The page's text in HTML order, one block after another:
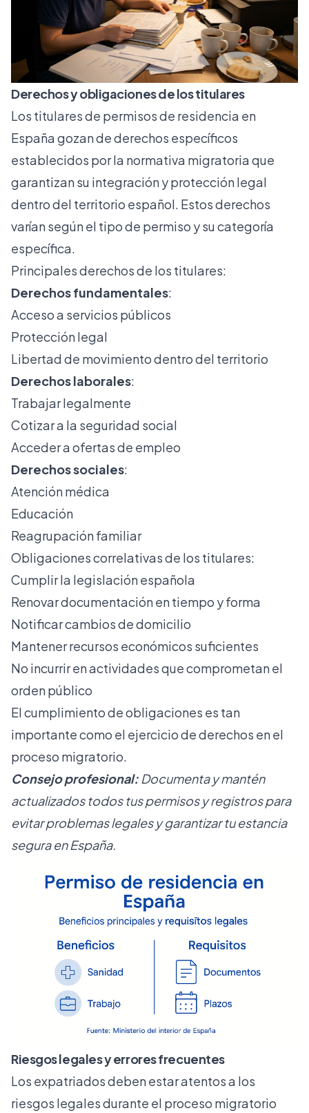
Derechos y obligaciones de los titulares
Los titulares de permisos de residencia en
España gozan de derechos específicos
establecidos por la normativa migratoria que
garantizan su integración y protección legal
dentro del territorio español. Estos derechos
varían según el tipo de permiso y su categoría
específica.
Principales derechos de los titulares:
Derechos fundamentales:
Acceso a servicios públicos
Protección legal
Libertad de movimiento dentro del territorio
Derechos laborales:
Trabajar legalmente
Cotizar a la seguridad social
Acceder a ofertas de empleo
Derechos sociales:
Atención médica
Educación
Reagrupación familiar
Obligaciones correlativas de los titulares:
Cumplir la legislación española
Renovar documentación en tiempo y forma
Notificar cambios de domicilio
Mantener recursos económicos suficientes
No incurrir en actividades que comprometan el
orden público
El cumplimiento de obligaciones es tan
importante como el ejercicio de derechos en el
proceso migratorio.
Consejo profesional: Documenta y mantén
actualizados todos tus permisos y registros para
evitar problemas legales y garantizar tu estancia
segura en España.
Riesgos legales y errores frecuentes
Los expatriados deben estar atentos a los
riesgos legales durante el proceso migratorio